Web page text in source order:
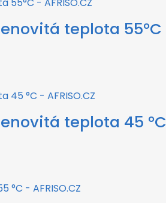
teplota 55°C
teplota 45 °C